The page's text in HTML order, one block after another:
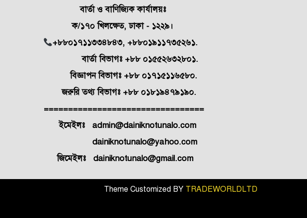
বার্তা ও বাণিজ্যিক কার্যালয়ঃ
ক/১৭০ খিলক্ষেত,ঢাকা - ১২২৯।
+৮৮০১৭১১৩৩৪৮৪৩, +৮৮০১৯১১৭৩৫২৬১.
বার্তা বিভাগঃ +৮৮ ০১৫৫২৬৩২৮০১.
বিজ্ঞাপন বিভাগঃ +৮৮ ০১৭১৫১১৬৫৮০.
জরুরি তথ্য বিভাগঃ +৮৮ ০১৮১৯৪৭৯১৯০.
=================================
ইমেইলঃ admin@dainiknotunalo.com
dainiknotunalo@yahoo.com
জিমেইলঃ dainiknotunalo@gmail.com
Theme Customized BY TRADEWORLDLTD